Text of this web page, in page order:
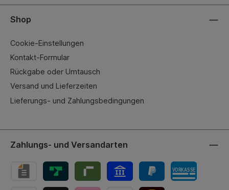
Shop
Cookie-Einstellungen
Kontakt-Formular
Rückgabe oder Umtausch
Versand und Lieferzeiten
Lieferungs- und Zahlungsbedingungen
Zahlungs- und Versandarten